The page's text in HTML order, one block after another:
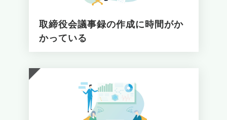
取締役会議事録の作成に時間がか
かっている